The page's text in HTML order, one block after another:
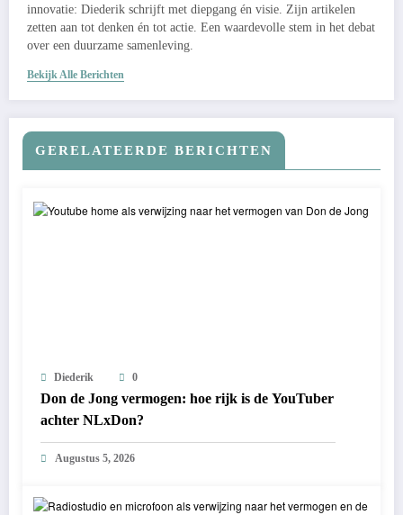
innovatie: Diederik schrijft met diepgang én visie. Zijn artikelen
zetten aan tot denken én tot actie. Een waardevolle stem in het debat
over een duurzame samenleving.
Bekijk Alle Berichten
GERELATEERDE BERICHTEN
Diederik 0
Don de Jong vermogen: hoe rijk is de YouTuber
achter NLxDon?
Augustus 5, 2026